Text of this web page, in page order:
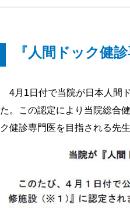
『人間ドック健
4月1日付で当院が日本人間
た。この認定により当院総合
ク健診専門医を目指される先